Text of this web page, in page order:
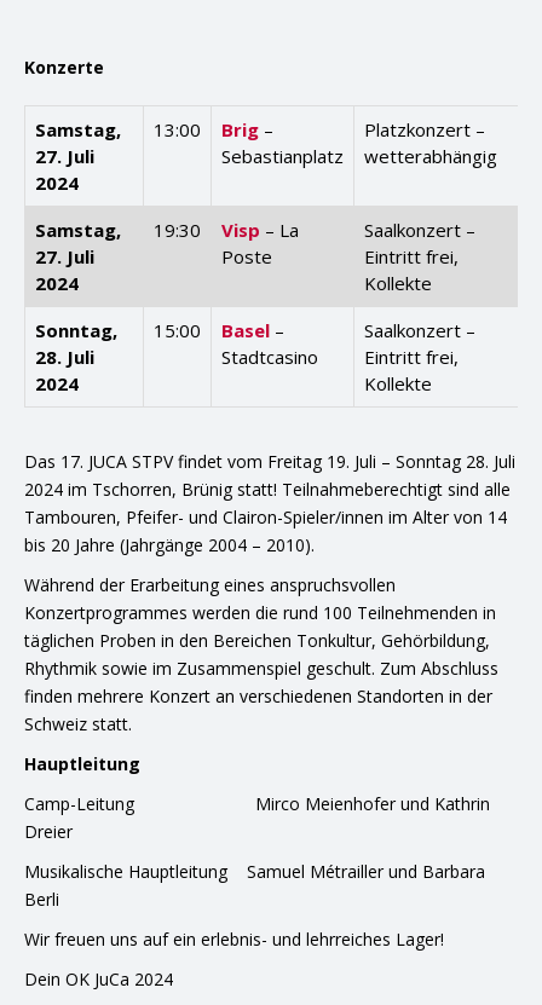
Konzerte
Samstag,
27. Juli
2024
13:00 Brig –
Sebastianplatz
Platzkonzert –
wetterabhängig
Samstag,
27. Juli
2024
19:30 Visp – La
Poste
Saalkonzert –
Eintritt frei,
Kollekte
Sonntag,
28. Juli
2024
15:00 Basel –
Stadtcasino
Saalkonzert –
Eintritt frei,
Kollekte
Das 17. JUCA STPV findet vom Freitag 19. Juli – Sonntag 28. Juli
2024 im Tschorren, Brünig statt! Teilnahmeberechtigt sind alle
Tambouren, Pfeifer- und Clairon-Spieler/innen im Alter von 14
bis 20 Jahre (Jahrgänge 2004 – 2010).
Während der Erarbeitung eines anspruchsvollen
Konzertprogrammes werden die rund 100 Teilnehmenden in
täglichen Proben in den Bereichen Tonkultur, Gehörbildung,
Rhythmik sowie im Zusammenspiel geschult. Zum Abschluss
finden mehrere Konzert an verschiedenen Standorten in der
Schweiz statt.
Hauptleitung
Camp-Leitung Mirco Meienhofer und Kathrin
Dreier
Musikalische Hauptleitung Samuel Métrailler und Barbara
Berli
Wir freuen uns auf ein erlebnis- und lehrreiches Lager!
Dein OK JuCa 2024